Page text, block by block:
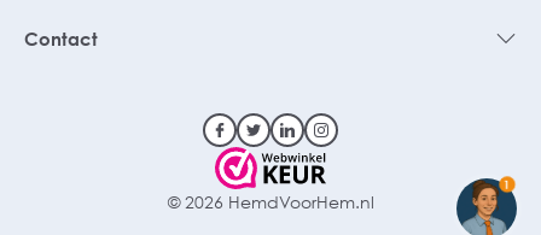
Contact
© 2026 HemdVoorHem.nl
1